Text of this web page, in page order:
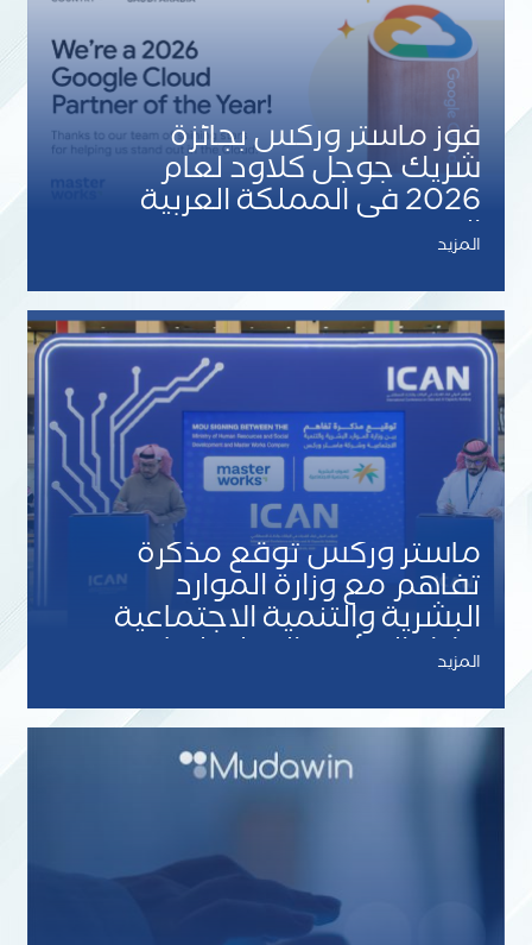
فوز ماستر وركس بجائزة
شريك جوجل كلاود لعام
2026 في المملكة العربية
السعودية
المزيد
ماستر وركس توقّع مذكرة
تفاهم مع وزارة الموارد
البشرية والتنمية الاجتماعية
خلال المؤتمر الدولي لبناء
القدرات
المزيد